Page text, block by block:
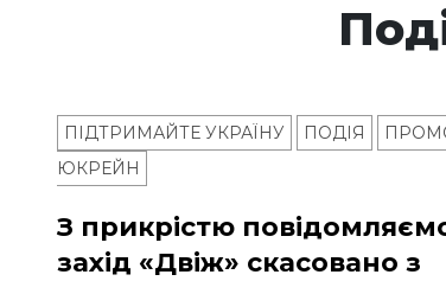
ПІДТРИМАЙТЕ УКРАЇНУ ПОДІЯ
ЮКРЕЙН
З прикрістю
захід «Двіж» скасовано з